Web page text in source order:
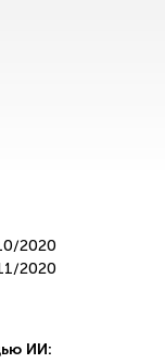
2020
2020
ИИ: